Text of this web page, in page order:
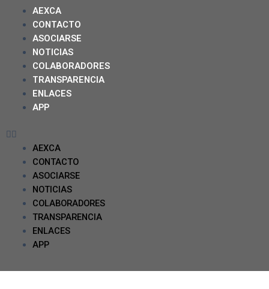
AEXCA
CONTACTO
ASOCIARSE
NOTICIAS
COLABORADORES
TRANSPARENCIA
ENLACES
APP
AEXCA
CONTACTO
ASOCIARSE
NOTICIAS
COLABORADORES
TRANSPARENCIA
ENLACES
APP